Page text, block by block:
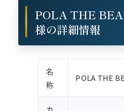
POLA THE
様の詳細情報
名
称
POLA THE